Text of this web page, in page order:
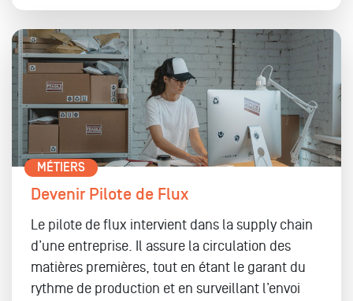
MÉTIERS
Devenir Pilote de Flux
Le pilote de flux intervient dans la supply chain
d’une entreprise. Il assure la circulation des
matières premières, tout en étant le garant du
rythme de production et en surveillant l’envoi